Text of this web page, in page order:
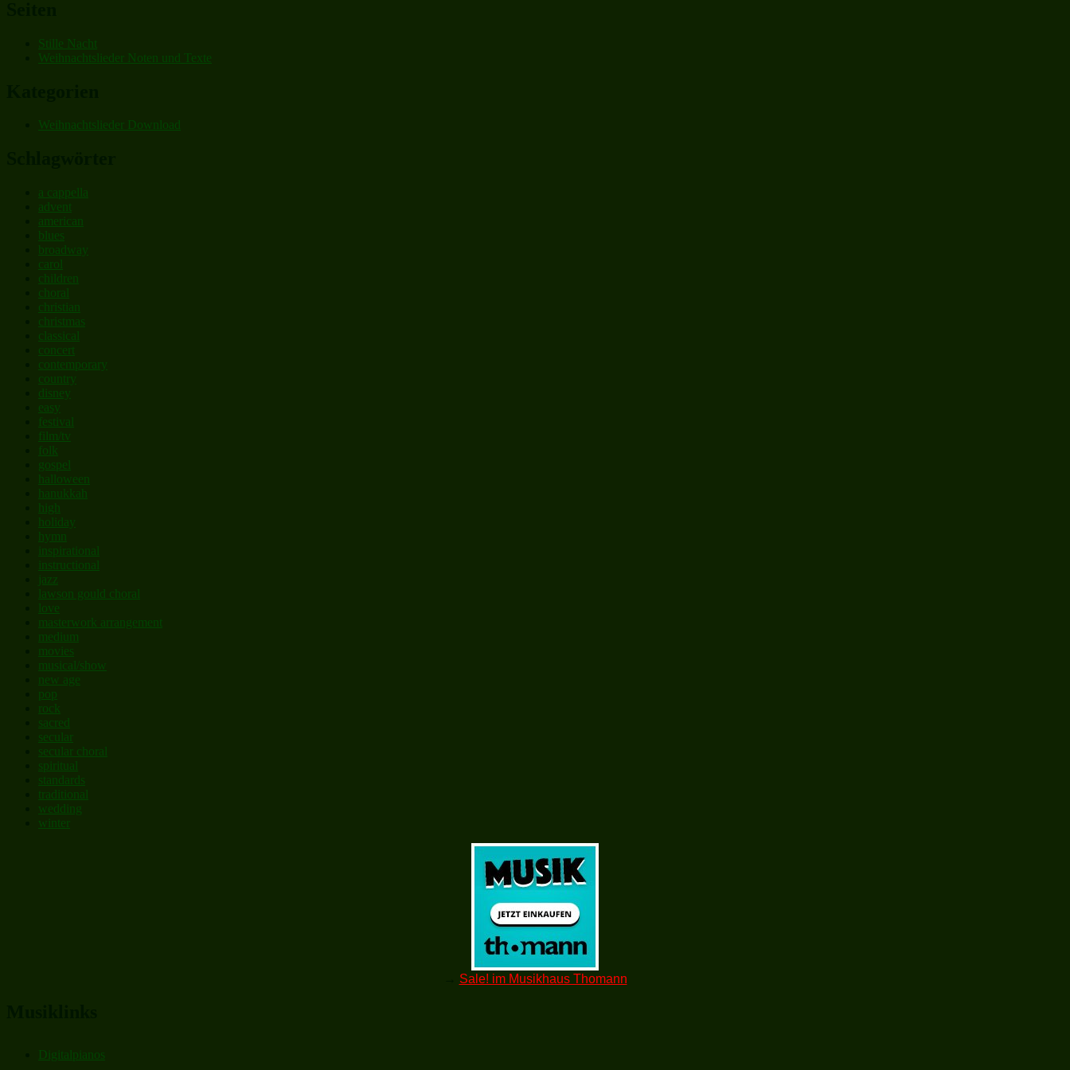
Stille Nacht
Weihnachtslieder Noten und Texte
Weihnachtslieder Download
a cappella
advent
american
blues
broadway
carol
children
choral
christian
christmas
classical
concert
contemporary
country
disney
easy
festival
film/tv
folk
gospel
halloween
hanukkah
high
holiday
hymn
inspirational
instructional
jazz
lawson gould choral
love
masterwork arrangement
medium
movies
musical/show
new age
pop
rock
sacred
secular
secular choral
spiritual
standards
traditional
wedding
winter
Sale! im Musikhaus Thomann
Digitalpianos